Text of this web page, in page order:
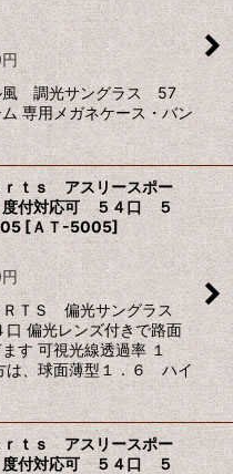
円
風 調光サングラス 57
専用メガネケース・バン
ｔｓ アスリースポー
付対応可 ５４口 ５
[ＡＴ-5005]
円
ＲＴＳ 偏光サングラス
偏光レンズ付きで路面
す 可視光線透過率 １
は、球面薄型１．６ ハイ
ｔｓ アスリースポー
付対応可 ５４口 ５